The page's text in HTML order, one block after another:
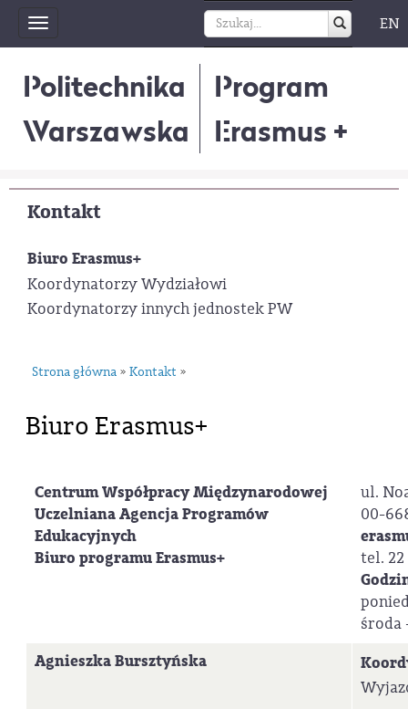
Toggle
navigation
EN
Politechnika
Warszawska
Program
Erasmus +
Kontakt
Biuro Erasmus+
Koordynatorzy Wydziałowi
Koordynatorzy innych jednostek PW
Strona główna » Kontakt »
Biuro Erasmus+
Centrum Współpracy Międzynarodowej
Uczelniana Agencja Programów
Edukacyjnych
Biuro programu Erasmus+
ul.
00-
tel. 22
środa
Agnieszka Bursztyńska